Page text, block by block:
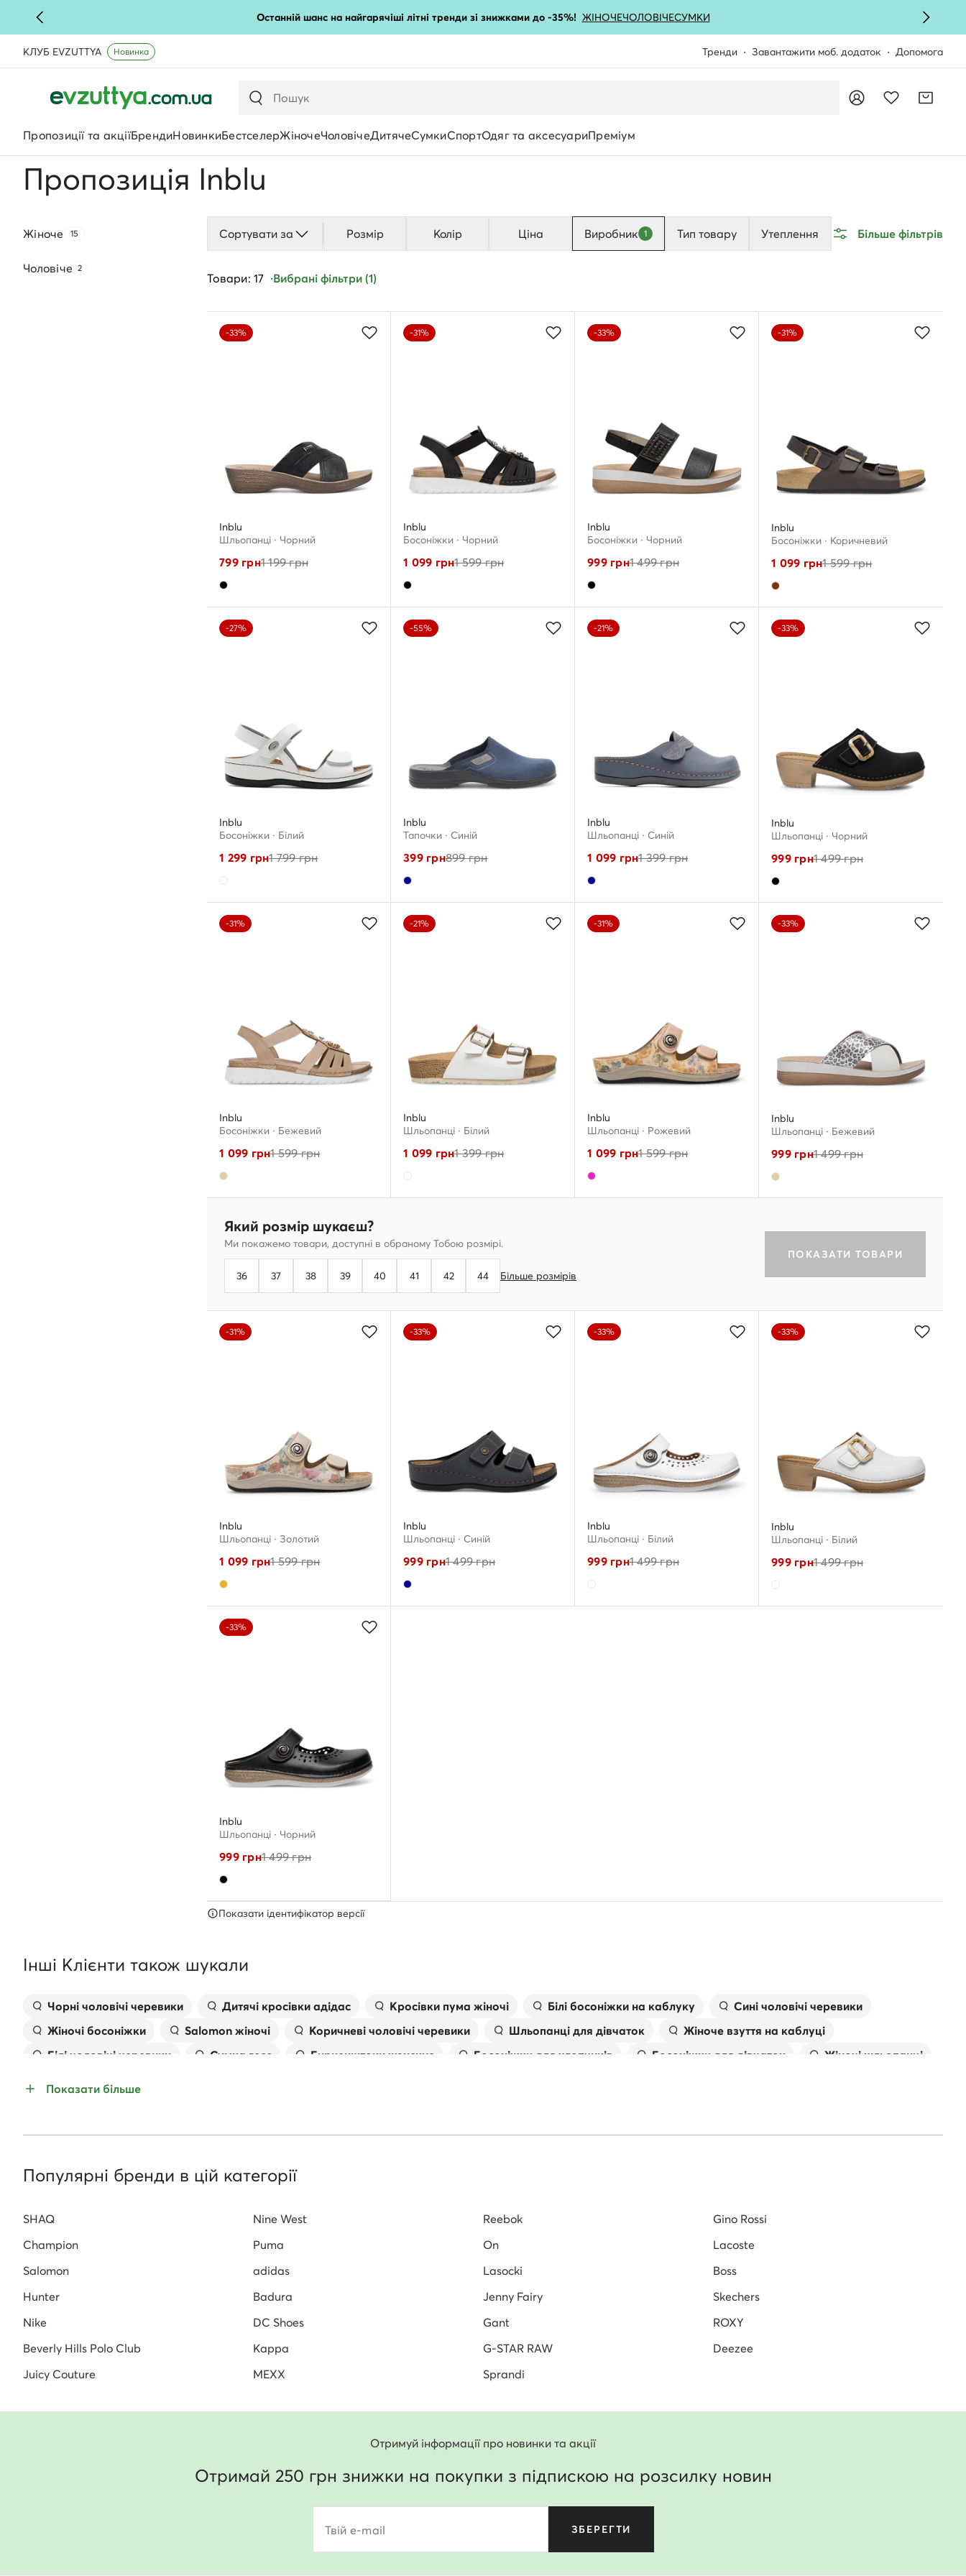
Останній шанс на найгарячіші літні тренди зі знижками до -35%! ЖІНОЧЕЧОЛОВІЧЕСУМКИ
КЛУБ EVZUTTYA Новинка Тренди Завантажити моб. додаток Допомога
Пропозиції та акціїБрендиНовинкиБестселерЖіночеЧоловічеДитячеСумкиСпортОдяг та аксесуариПреміум
Пропозиція Inblu
Жіноче 15
Чоловічe 2
Сортувати за Розмір Колір Ціна Виробник 1 Тип товару Утеплення Більше фільтрів
Товари: 17 Вибрані фільтри (1)
-33%
Inblu
Шльопанці · Чорний
799грн1 199грн
-31%
Inblu
Босоніжки · Чорний
1 099 грн1 599грн
-33%
Inblu
Босоніжки · Чорний
999грн1 499грн
-31%
Inblu
Босоніжки · Коричневий
1 099 грн1 599грн
-27%
Inblu
Босоніжки · Білий
1 299 грн1 799грн
-55%
Inblu
Тапочки · Cиній
399грн899грн
-21%
Inblu
Шльопанці · Cиній
1 099 грн1 399грн
-33%
Inblu
Шльопанці · Чорний
999грн1 499грн
-31%
Inblu
Босоніжки · Бежевий
1 099 грн1 599грн
-21%
Inblu
Шльопанці · Білий
1 099 грн1 399грн
-31%
Inblu
Шльопанці · Рожевий
1 099 грн1 599грн
-33%
Inblu
Шльопанці · Бежевий
999грн1 499грн
Який розмір шукаєш?
Ми покажемо товари, доступні в обраному Тобою розмірі.
36 37 38 39 40 41 42 44 Більше розмірів
ПОКАЗАТИ ТОВАРИ
-31%
Inblu
Шльопанці · Золотий
1 099 грн1 599грн
-33%
Inblu
Шльопанці · Cиній
999грн1 499грн
-33%
Inblu
Шльопанці · Білий
999грн1 499грн
-33%
Inblu
Шльопанці · Білий
999грн1 499грн
-33%
Inblu
Шльопанці · Чорний
999грн1 499грн
Показати ідентифікатор версії
Інші Клієнти також шукали
Чорні чоловічі черевики Дитячі кросівки адідас Kросівки пума жіночі Білі босоніжки на каблуку
Сині чоловічі черевики
Жіночі босоніжки
Salomon жіночі Коричневі чоловічі черевики Шльопанці для дівчаток
Жіноче взуття на каблуці
Білі чоловічі черевики
Сумка гесс Биркенштоки женские Босоніжки для хлопчиків Босоніжки для дівчаток
Жіночі шльопанці
Показати більше
Популярні бренди в цій категорії
SHAQ Nine West Reebok
Gino Rossi
Champion
Puma On
Lacoste
Salomon
adidas Lasocki
Boss
Hunter
Badura Jenny Fairy
Skechers
Nike
DC Shoes Gant
ROXY
Beverly Hills Polo Club
Kappa G-STAR RAW
Deezee
Juicy Couture
MEXX Sprandi
Отримуй інформації про новинки та акції
Отримай 250 грн знижки на покупки з підпискою на розсилку новин
Твій e-mail ЗБЕРЕГТИ